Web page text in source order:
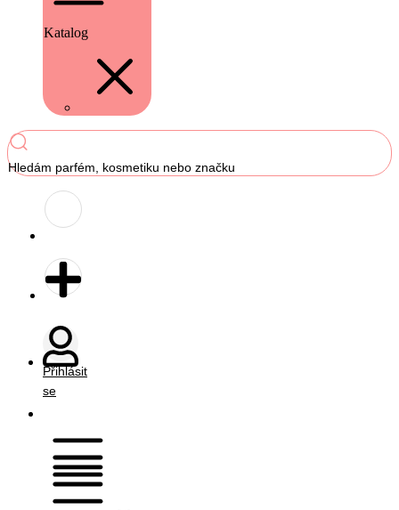
Katalog
Hledám parfém, kosmetiku nebo značku
Přihlásit
se